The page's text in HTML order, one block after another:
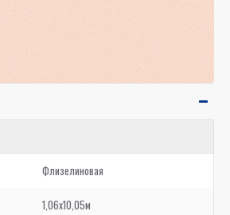
Флизелиновая
1,06x10,05м